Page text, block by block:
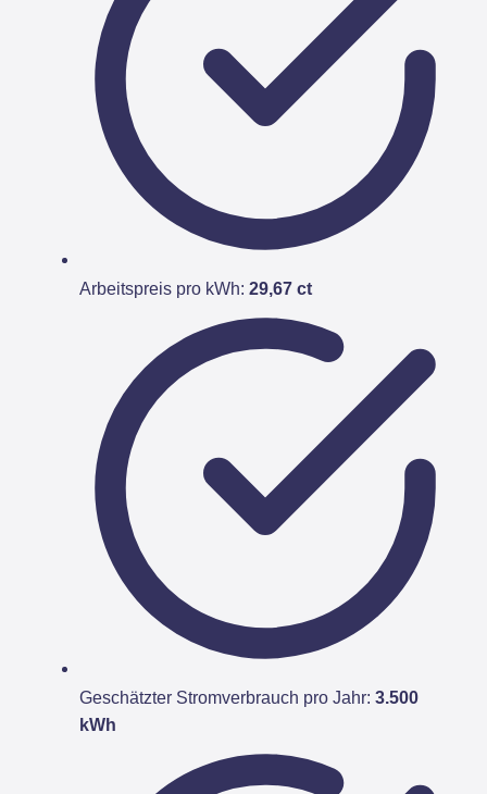
Arbeitspreis pro kWh: 29,67 ct
Geschätzter Stromverbrauch pro Jahr: 3.500
kWh